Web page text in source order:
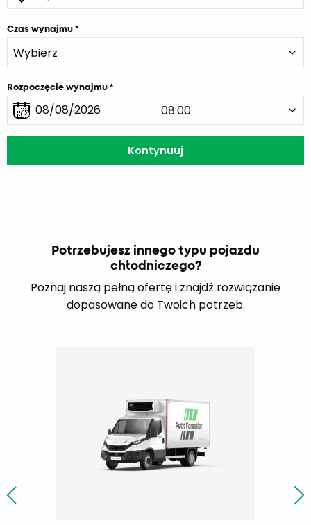
Czas wynajmu
Rozpoczęcie wynajmu
Potrzebujesz innego typu pojazdu
chłodniczego?
Poznaj naszą pełną ofertę i znajdź rozwiązanie
dopasowane do Twoich potrzeb.